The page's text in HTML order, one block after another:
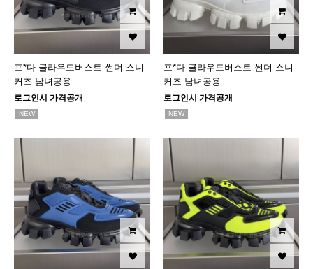
프*다 클라우드버스트 썬더 스니
커즈 남녀공용
로그인시 가격공개
NEW
프*다 클라우드버스트 썬더 스니
커즈 남녀공용
로그인시 가격공개
NEW